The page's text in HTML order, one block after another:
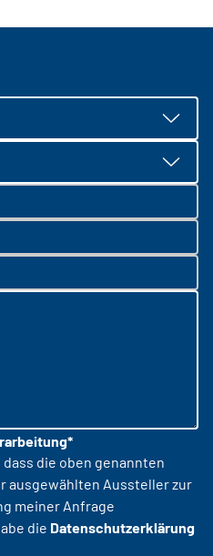
die oben genannten
ausgewählten Aussteller zur
meiner Anfrage
die Datenschutzerklärung